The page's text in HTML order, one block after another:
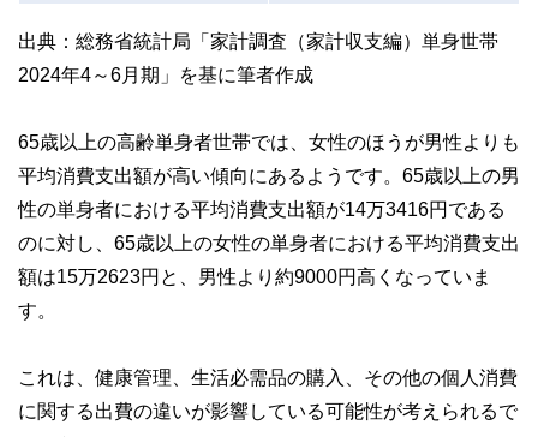
出典：総務省統計局「家計調査（家計収支編）単身世帯
2024年4～6月期」を基に筆者作成
65歳以上の高齢単身者世帯では、女性のほうが男性よりも
平均消費支出額が高い傾向にあるようです。65歳以上の男
性の単身者における平均消費支出額が14万3416円である
のに対し、65歳以上の女性の単身者における平均消費支出
額は15万2623円と、男性より約9000円高くなっていま
す。
これは、健康管理、生活必需品の購入、その他の個人消費
に関する出費の違いが影響している可能性が考えられるで